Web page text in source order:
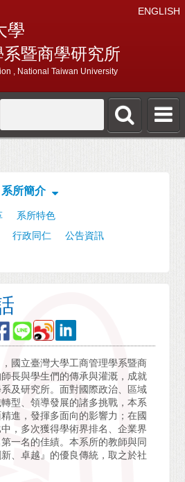
ENGLISH
學
暨商學研究所
, National Taiwan University
系所簡介
系所特色
行政同仁
公告資訊
立臺灣大學工商管理學系暨商
長與學生們的傳承與灌溉，成就
及研究所。面對國際政治、區域
型、領導發展的諸多挑戰，本系
進，發揮多面向的影響力；在國
，多次獲得學術界排名、企業界
一名的佳績。本系所的教師與同
、卓越』的優良傳統，取之於社